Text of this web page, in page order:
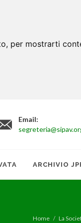
per mostrarti
Email:
ARCHIVIO
Home La